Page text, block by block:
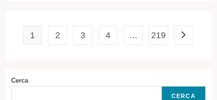
1 2 3 4 … 219 Vai alla
Cerca
CERCA